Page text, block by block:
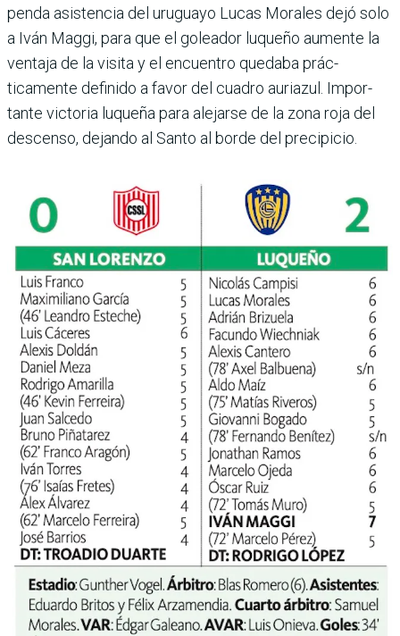
penda asistencia del uru­guayo Lucas Morales dejó solo
a Iván Maggi, para que el goleador luqueño aumente la
ventaja de la visita y el encuentro quedaba prác­
ticamente definido a favor del cuadro auriazul. Impor­
tante victoria luqueña para alejarse de la zona roja del
descenso, dejando al Santo al borde del precipicio.